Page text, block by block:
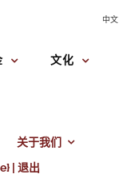
中文
文化
关于我们
| 退出